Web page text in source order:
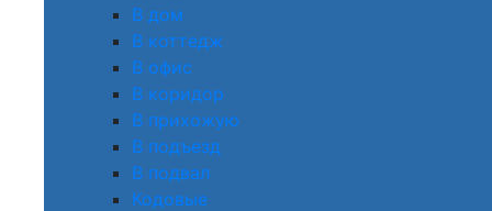
В дом
В коттедж
В офис
В коридор
В прихожую
В подъезд
В подвал
Кодовые